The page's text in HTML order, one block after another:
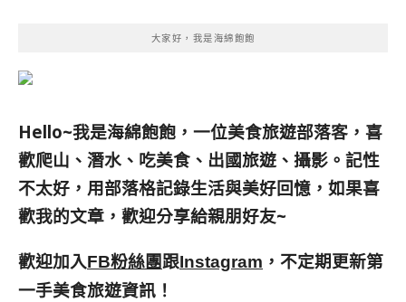
大家好，我是海綿飽飽
Hello~我是海綿飽飽，一位美食旅遊部落客， 喜
歡爬山、潛水、吃美食、出國旅遊、攝影。 記性
不太好，用部落格記錄生活與美好回憶， 如果喜
歡我的文章，歡迎分享給親朋好友~
歡迎加入FB粉絲團跟Instagram ，不定期更新第
一手美食旅遊資訊！